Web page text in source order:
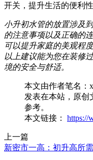
开关，提升生活的便利性
小升初水管的放置涉及
的注意事项以及正确的
可以提升家庭的美观程
以上建议能为您在装修
境的安全与舒适。
本文由作者笔名：
发表在本站，原创
参考。
本文链接： https://
上一篇
新密市一高：初升高所